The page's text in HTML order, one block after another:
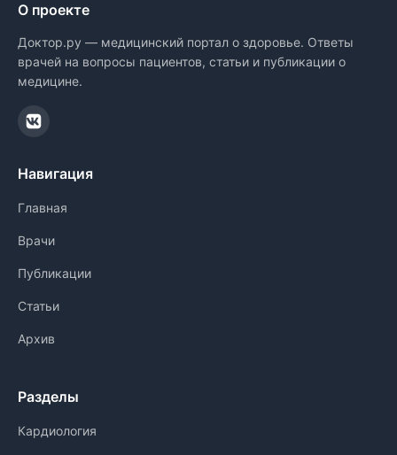
О проекте
Доктор.ру — медицинский портал о здоровье. Ответы
врачей на вопросы пациентов, статьи и публикации о
медицине.
Навигация
Главная
Врачи
Публикации
Статьи
Архив
Разделы
Кардиология